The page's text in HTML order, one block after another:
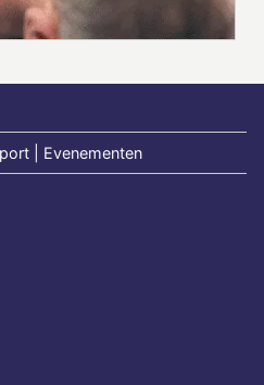
| Evenementen